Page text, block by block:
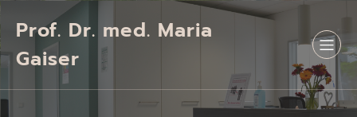
Prof. Dr. med. Maria
Gaiser